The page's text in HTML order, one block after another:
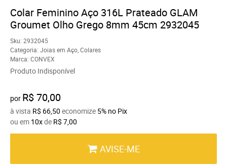
Colar Feminino Aço 316L Prateado GLAM
Groumet Olho Grego 8mm 45cm 2932045
Sku: 2932045
Categoria: Joias em Aço Colares
Marca: CONVEX
Produto Indisponível
por R$ 70,00
à vista R$ 66,50 economize 5% no Pix
ou em 10xde R$ 7,00
AVISE-ME